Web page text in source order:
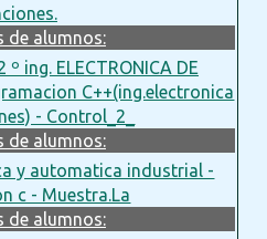
de alumnos:
º ing. ELECTRONICA DE
C++(ing.electronica
- Control_2_
de alumnos:
y automatica industrial -
c - Muestra.La
de alumnos: